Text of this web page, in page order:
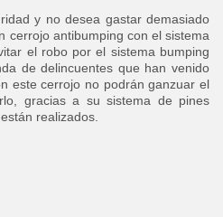
y no desea gastar demasiado
cerrojo antibumping con el sistema
el robo por el sistema bumping
de delincuentes que han venido
este cerrojo no podrán ganzuar el
gracias a su sistema de pines
realizados.